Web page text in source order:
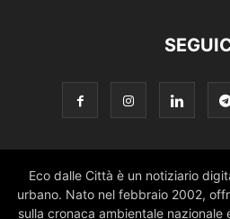
Eco dalle Città è un notiziario
urbano. Nato nel febbraio 2002,
sulla cronaca ambientale nazionale